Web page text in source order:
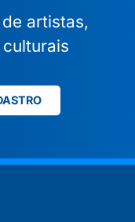
artistas,